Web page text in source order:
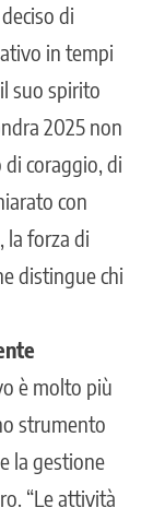
di
in tempi
suo spirito
2025 non
coraggio, di
con
la forza di
distingue chi
è molto più
strumento
la gestione
“Le attività